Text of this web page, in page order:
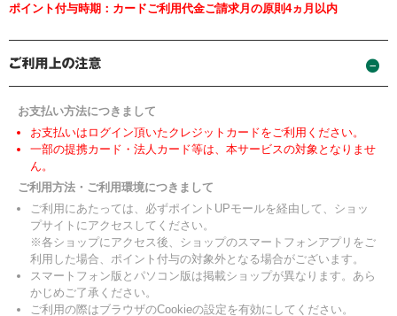
ポイント付与時期：カードご利用代金ご請求月の原則4ヵ月以内
お支払い方法につきまして
お支払いはログイン頂いたクレジットカードをご利用ください。
一部の提携カード・法人カード等は、本サービスの対象となりませ
ん。
ご利用方法・ご利用環境につきまして
ご利用にあたっては、必ずポイントUPモールを経由して、ショッ
プサイトにアクセスしてください。
※各ショップにアクセス後、ショップのスマートフォンアプリをご
利用した場合、ポイント付与の対象外となる場合がございます。
スマートフォン版とパソコン版は掲載ショップが異なります。あら
かじめご了承ください。
ご利用の際はブラウザのCookieの設定を有効にしてください。